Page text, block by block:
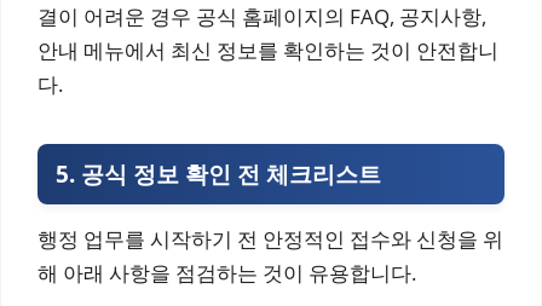
결이 어려운 경우 공식 홈페이지의 FAQ, 공지사항,
안내 메뉴에서 최신 정보를 확인하는 것이 안전합니
다.
5. 공식 정보 확인 전 체크리스트
행정 업무를 시작하기 전 안정적인 접수와 신청을 위
해 아래 사항을 점검하는 것이 유용합니다.